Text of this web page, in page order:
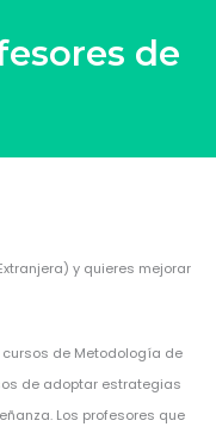
de
y quieres mejorar
cursos de Metodología de
de adoptar estrategias
Los profesores que